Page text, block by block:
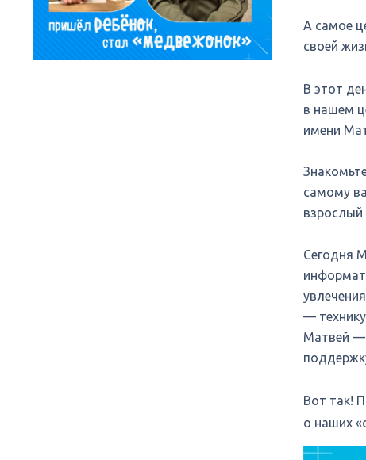
А самое
своей
В этот
в нашем
имени
самому
взрослый
Сегодня
—
Матвей —
Вот так!
о наших